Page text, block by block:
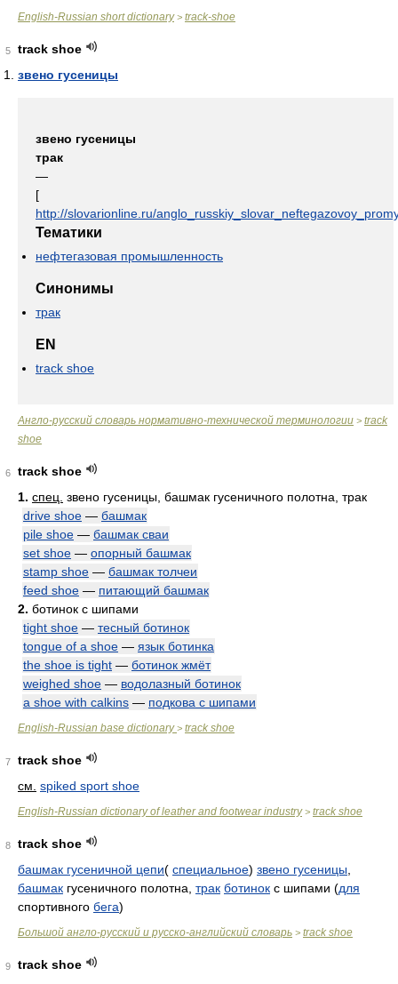
English-Russian short dictionary> track-shoe
5
track shoe
звено гусеницы
звено гусеницы
трак
—
[
http://slovarionline.ru/
Тематики
нефтегазовая промышленность
Синонимы
трак
EN
track shoe
Англо-русский словарь нормативно-технической терминологии > track
shoe
6
track shoe
1. спец. звено гусеницы, башмак гусеничного полотна, трак
drive shoe — башмак
pile shoe — башмак сваи
set shoe — опорный башмак
stamp shoe — башмак толчеи
feed shoe — питающий башмак
2. ботинок с шипами
tight shoe — тесный ботинок
tongue of a shoe — язык ботинка
the shoe is tight — ботинок жмёт
weighed shoe — водолазный ботинок
a shoe with calkins — подкова с шипами
English-Russian base dictionary> track shoe
7
track shoe
см. spiked sport shoe
English-Russian dictionary of leather and footwear industry> track shoe
8
track shoe
башмак гусеничной цепи( специальное) звено гусеницы
башмак гусеничного полотна, трак ботинок с шипами (для
спортивного бега)
Большой англо-русский и русско-английский словарь > track shoe
9
track shoe